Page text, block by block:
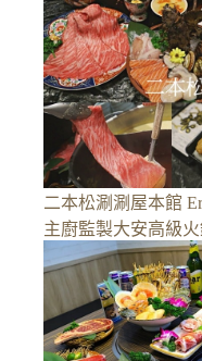
二本松涮涮屋本館
主廚監製大安高級